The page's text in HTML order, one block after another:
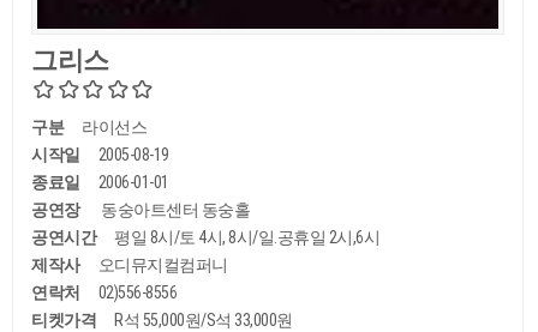
그리스
구분
라이선스
시작일
2005-08-19
종료일
2006-01-01
공연장
동숭아트센터 동숭홀
공연시간
평일 8시/토 4시, 8시/일.공휴일 2시,6시
제작사
오디뮤지컬컴퍼니
연락처
02)556-8556
티켓가격
R석 55,000원/S석 33,000원